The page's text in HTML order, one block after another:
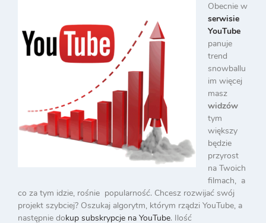
Obecnie w
serwisie
YouTube
panuje
trend
snowballu
im więcej
masz
widzów
tym
większy
będzie
przyrost
na Twoich
filmach, a
co za tym idzie, rośnie popularność. Chcesz rozwijać swój
projekt szybciej? Oszukaj algorytm, którym rządzi YouTube, a
następnie dokup subskrypcje na YouTube. Ilość